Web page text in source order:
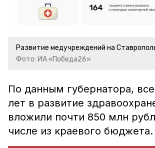
Развитие медучреждений на
Фото: ИА «Победа26»
По данным губернатора,
лет в развитие
вложили почти 850 млн
числе из краевого бюджета.